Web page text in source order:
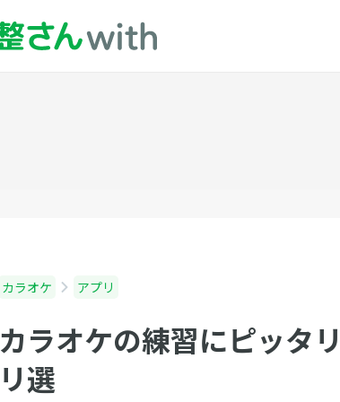
カラオケ アプリ
カラオケの練習にピッ
リ選